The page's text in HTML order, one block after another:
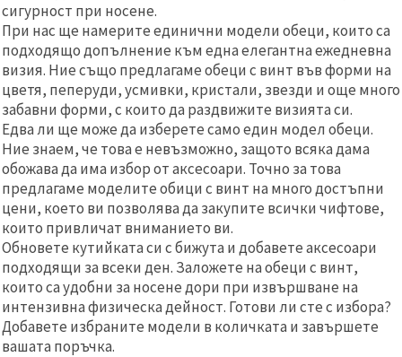
сигурност при носене.
При нас ще намерите единични модели обеци, които са
подходящо допълнение към една елегантна ежедневна
визия. Ние също предлагаме обеци с винт във форми на
цветя, пеперуди, усмивки, кристали, звезди и още много
забавни форми, с които да раздвижите визията си.
Едва ли ще може да изберете само един модел обеци.
Ние знаем, че това е невъзможно, защото всяка дама
обожава да има избор от аксесоари. Точно за това
предлагаме моделите обици с винт на много достъпни
цени, което ви позволява да закупите всички чифтове,
които привличат вниманието ви.
Обновете кутийката си с бижута и добавете аксесоари
подходящи за всеки ден. Заложете на обеци с винт,
които са удобни за носене дори при извършване на
интензивна физическа дейност. Готови ли сте с избора?
Добавете избраните модели в количката и завършете
вашата поръчка.